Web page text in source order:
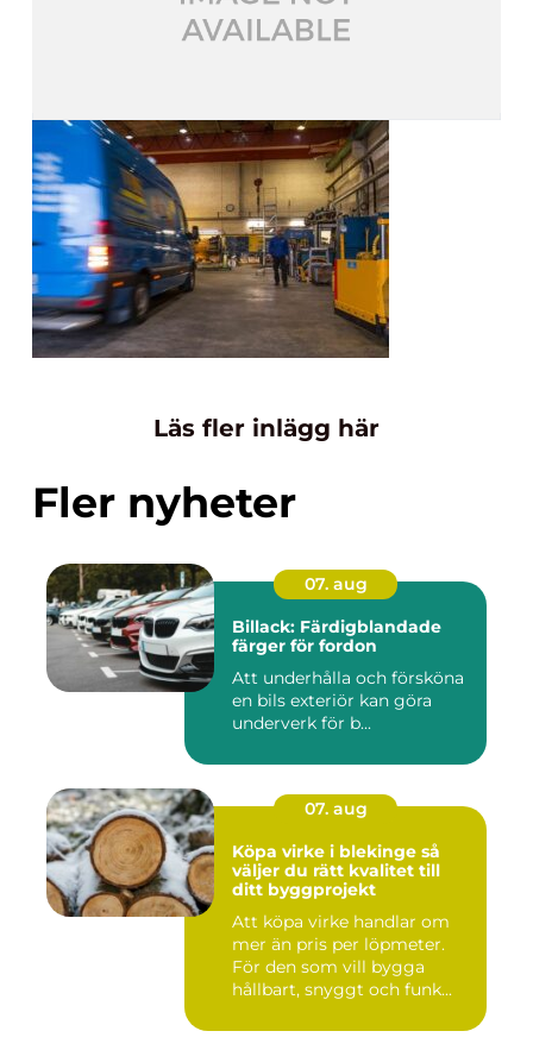
Läs fler inlägg här
Fler nyheter
07. aug
Billack: Färdigblandade
färger för fordon
Att underhålla och försköna
en bils exteriör kan göra
underverk för b...
07. aug
Köpa virke i blekinge så
väljer du rätt kvalitet till
ditt byggprojekt
Att köpa virke handlar om
mer än pris per löpmeter.
För den som vill bygga
hållbart, snyggt och funk...